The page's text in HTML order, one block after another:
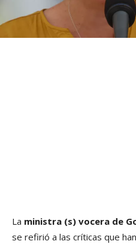
La ministra (s) vocera de
se refirió a las críticas que